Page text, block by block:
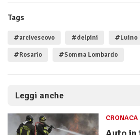
Tags
#arcivescovo #delpini #Luino
#Rosario #Somma Lombardo
Leggi anche
CRONACA